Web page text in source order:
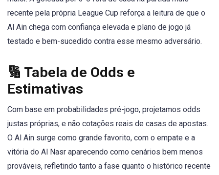
recente pela própria League Cup reforça a leitura de que o
Al Ain chega com confiança elevada e plano de jogo já
testado e bem-sucedido contra esse mesmo adversário.
🔢 Tabela de Odds e
Estimativas
Com base em probabilidades pré-jogo, projetamos odds
justas próprias, e não cotações reais de casas de apostas.
O Al Ain surge como grande favorito, com o empate e a
vitória do Al Nasr aparecendo como cenários bem menos
prováveis, refletindo tanto a fase quanto o histórico recente